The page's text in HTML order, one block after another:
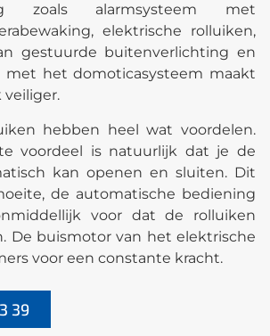
zoals alarmsysteem met
elektrische rolluiken,
gestuurde buitenverlichting en
het domoticasysteem maakt
hebben heel wat voordelen.
voordeel is natuurlijk dat je de
kan openen en sluiten. Dit
de automatische bediening
voor dat de rolluiken
De buismotor van het elektrische
voor een constante kracht.
39